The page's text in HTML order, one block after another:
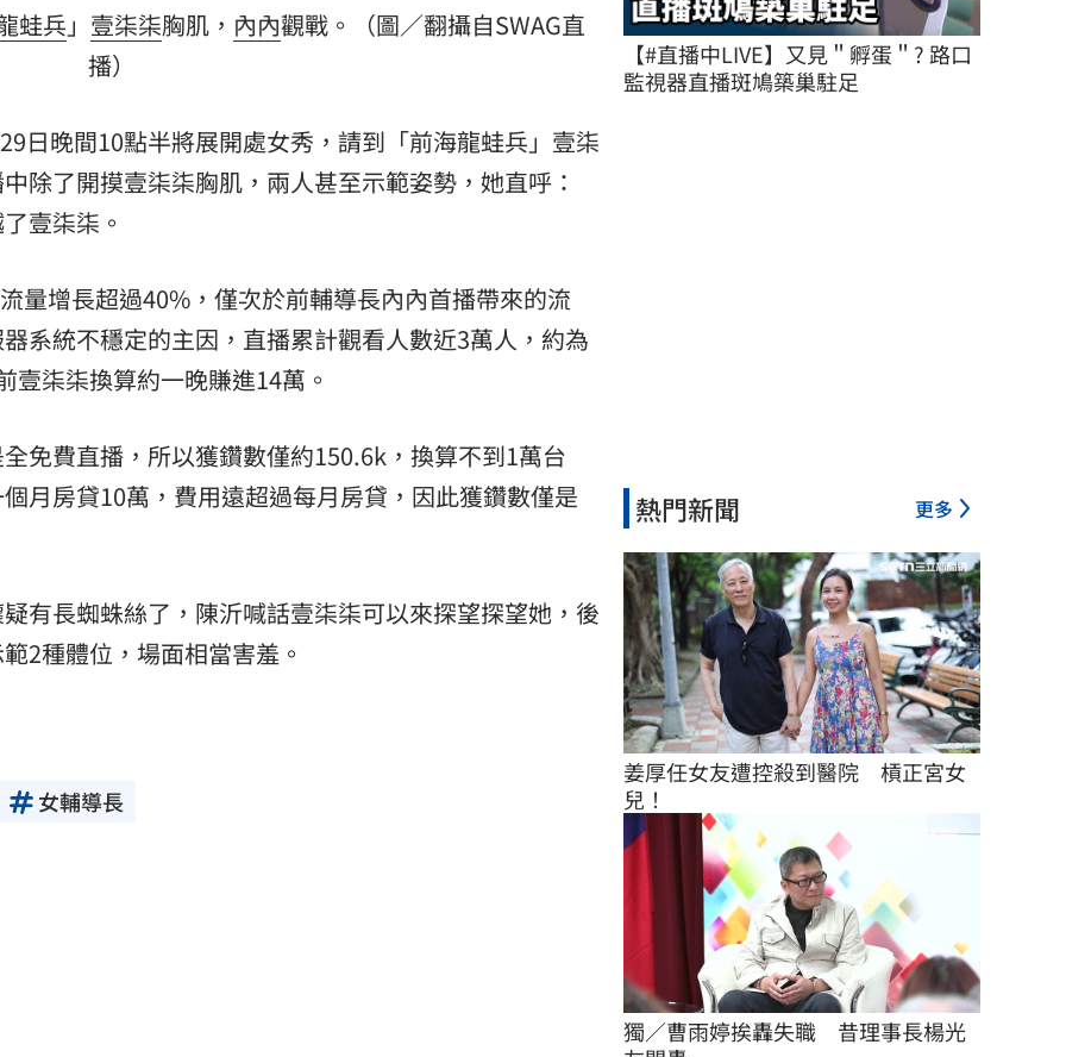
12:00
12:00
10:30
10:00
蛙兵 」 壹柒柒胸肌， 內內觀戰。（圖／翻攝自SWAG直
播）
日晚間10點半將展開處女秀，請到「前海龍蛙兵」壹柒
除了開摸壹柒柒胸肌，兩人甚至示範姿勢，她直呼：
壹柒柒。
量增長超過40%，僅次於前輔導長內內首播帶來的流
系統不穩定的主因，直播累計觀看人數近3萬人，約為
柒柒換算約一晚賺進14萬。
免費直播，所以獲鑽數僅約150.6k，換算不到1萬台
月房貸10萬，費用遠超過每月房貸，因此獲鑽數僅是
有長蜘蛛絲了，陳沂喊話壹柒柒可以來探望探望她，後
2種體位，場面相當害羞。
女輔導長
【#直播中LIVE】又見＂孵蛋＂? 路口
監視器直播斑鳩築巢駐足
熱門新聞 更多
姜厚任女友遭控殺到醫院　槓正宮女
兒！
獨／曹雨婷挨轟失職　昔理事長楊光